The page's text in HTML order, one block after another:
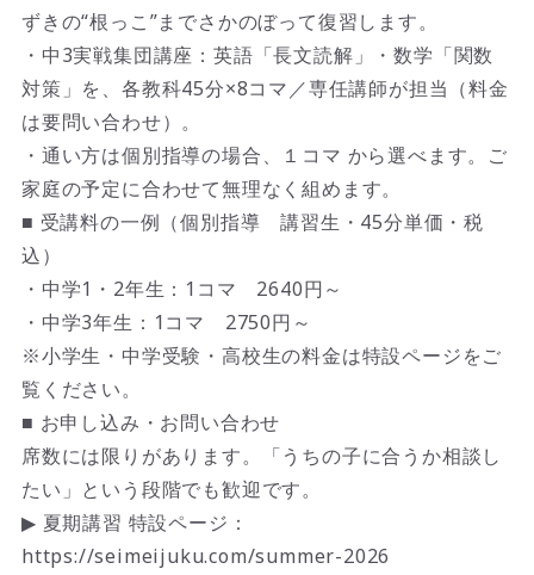
ずきの“根っこ”までさかのぼって復習します。
・中3実戦集団講座：英語「長文読解」・数学「関数
対策」を、各教科45分×8コマ／専任講師が担当（料金
は要問い合わせ）。
・通い方は個別指導の場合、１コマ から選べます。ご
家庭の予定に合わせて無理なく組めます。
■ 受講料の一例（個別指導 講習生・45分単価・税
込）
・中学1・2年生：1コマ 2640円～
・中学3年生：1コマ 2750円～
※小学生・中学受験・高校生の料金は特設ページをご
覧ください。
■ お申し込み・お問い合わせ
席数には限りがあります。「うちの子に合うか相談し
たい」という段階でも歓迎です。
▶ 夏期講習 特設ページ：
https://seimeijuku.com/summer-2026